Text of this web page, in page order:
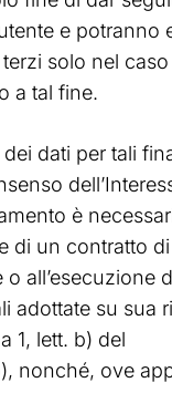
e potranno
solo nel
a tal fine.
dati per tali
è
di un contratto
o all’esecuzione
adottate su sua
1, lett. b) del
nonché, ove